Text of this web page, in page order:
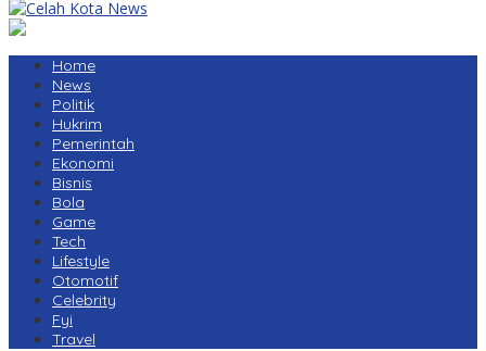
Home
News
Politik
Hukrim
Pemerintah
Ekonomi
Bisnis
Bola
Game
Tech
Lifestyle
Otomotif
Celebrity
Fyi
Travel